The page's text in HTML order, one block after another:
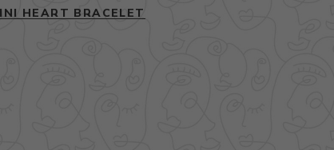
HEART BRACELET